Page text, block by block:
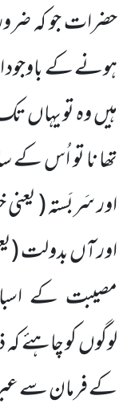
حضرات جو کہ
ہونے کے باوجود
ہیں وہ تو یہاں
تھا نا تو اُس کے
اور سَربَستہ (
اور آں بدولت
مصیبت کے
لوگوں کو چاہئے
کے فرمان سے